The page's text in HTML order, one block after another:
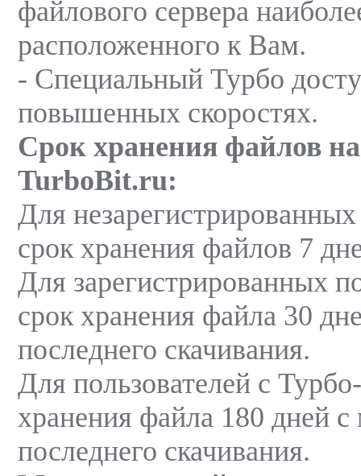
файлового сервера
расположенного к Вам.
- Специальный Турбо
повышенных скоростях.
Срок хранения файлов на
TurboBit.ru:
Для незарегистрированных
срок хранения файлов 7
Для зарегистрированных
срок хранения файла 30
последнего скачивания.
Для пользователей с
хранения файла 180 дней с
последнего скачивания.